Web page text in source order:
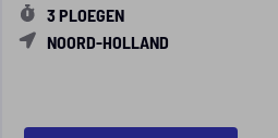
3 PLOEGEN
NOORD-HOLLAND